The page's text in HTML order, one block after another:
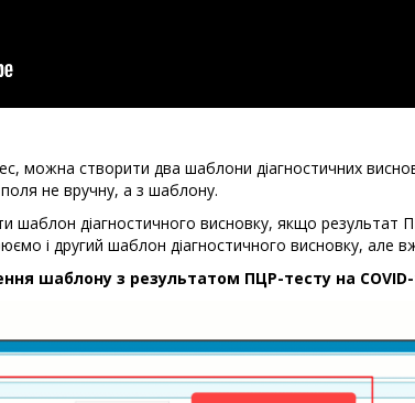
можна створити два шаблони діагностичних
не вручну, а з шаблону.
шаблон діагностичного висновку, якщо результат
і другий шаблон діагностичного висновку, але
шаблону з результатом ПЦР-тесту на